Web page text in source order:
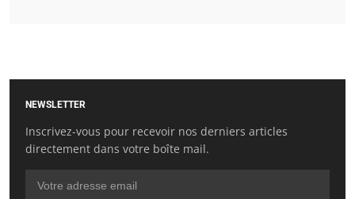
NEWSLETTER
Inscrivez-vous pour recevoir nos derniers articles
directement dans votre boîte mail.